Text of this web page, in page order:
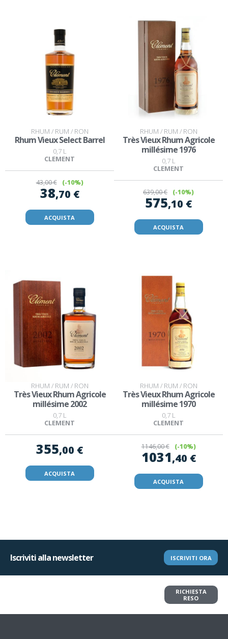
RHUM / RUM / RON
Rhum Vieux Select Barrel
0,7 L
CLEMENT
43,00 € (-10%)
38,70 €
ACQUISTA
RHUM / RUM / RON
Très Vieux Rhum Agricole
millésime 1976
0,7 L
CLEMENT
639,00 € (-10%)
575,10 €
ACQUISTA
RHUM / RUM / RON
Très Vieux Rhum Agricole
millésime 2002
0,7 L
CLEMENT
355,00 €
ACQUISTA
RHUM / RUM / RON
Très Vieux Rhum Agricole
millésime 1970
0,7 L
CLEMENT
1146,00 € (-10%)
1031,40 €
ACQUISTA
Iscriviti alla newsletter ISCRIVITI ORA
RICHIESTA
RESO